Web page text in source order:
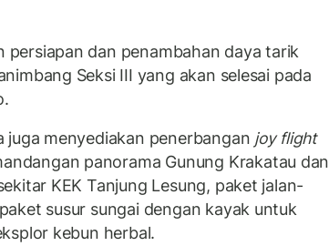
persiapan dan penambahan daya tarik
Seksi III yang akan selesai pada
juga menyediakan penerbangan joy flight
panorama Gunung Krakatau dan
KEK Tanjung Lesung, paket jalan-
susur sungai dengan kayak untuk
kebun herbal.